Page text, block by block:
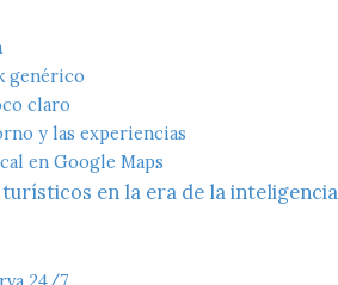
genérico
claro
y las experiencias
en Google Maps
en la era de la inteligencia